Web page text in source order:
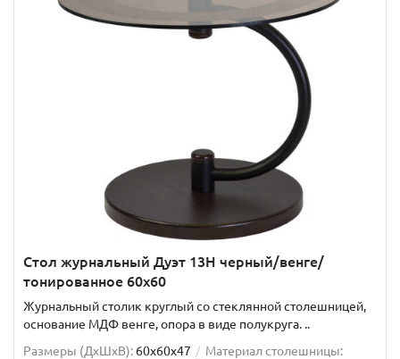
Стол журнальный Дуэт 13Н черный/венге/
тонированное 60х60
Журнальный столик круглый со стеклянной столешницей,
основание МДФ венге, опора в виде полукруга. ..
Размеры (ДхШxВ): 60х60х47
Материал столешницы: